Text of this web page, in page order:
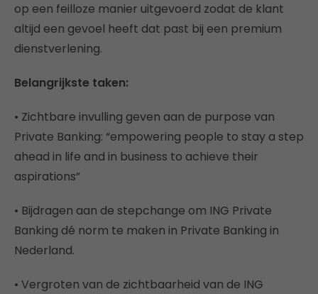
op een feilloze manier uitgevoerd zodat de klant
altijd een gevoel heeft dat past bij een premium
dienstverlening.
Belangrijkste taken:
• Zichtbare invulling geven aan de purpose van
Private Banking: “empowering people to stay a step
ahead in life and in business to achieve their
aspirations”
• Bijdragen aan de stepchange om ING Private
Banking dé norm te maken in Private Banking in
Nederland.
• Vergroten van de zichtbaarheid van de ING